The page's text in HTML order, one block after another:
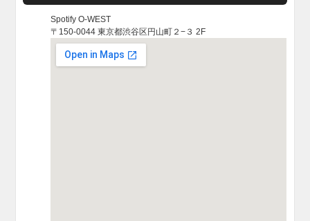
Spotify O-WEST
〒150-0044 東京都渋谷区円山町２−３ 2F